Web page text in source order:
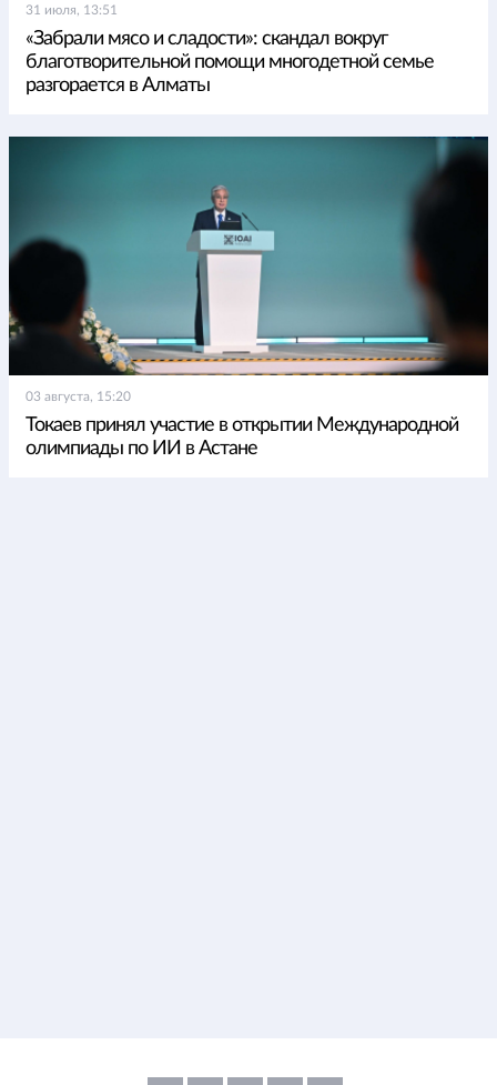
31 июля, 13:51
«Забрали мясо и сладости»: скандал вокруг
благотворительной помощи многодетной семье
разгорается в Алматы
03 августа, 15:20
Токаев принял участие в открытии Международной
олимпиады по ИИ в Астане